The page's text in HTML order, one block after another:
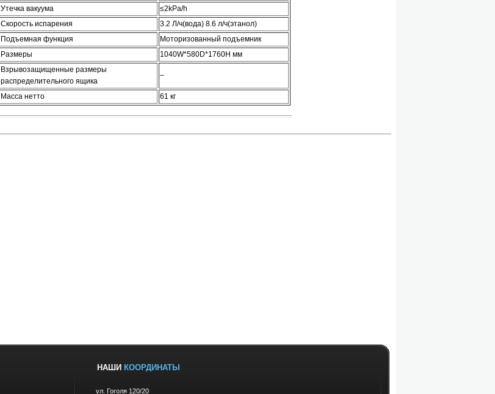
Утечка вакуума
≤2kPa/h
Скорость испарения
3.2 Л/ч(вода) 8.6 л/ч(этанол)
Подъемная функция
Моторизованный подъемник
Размеры
1040W*580D*1760H мм
Взрывозащищенные размеры
распределительного ящика
–
Масса нетто 61 кг
НАШИ КООРДИНАТЫ
ул. Гоголя 120/20